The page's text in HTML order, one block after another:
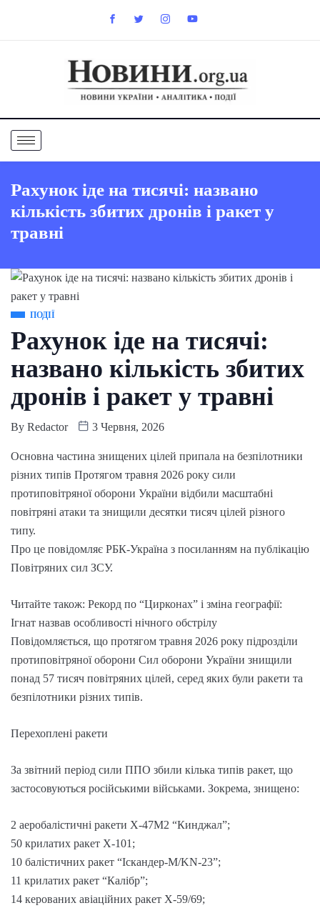
Рахунок іде на тисячі: названо
кількість збитих дронів і ракет у
травні
ПОДІЇ
Рахунок іде на тисячі:
названо кількість збитих
дронів і ракет у травні
By Redactor 3 Червня, 2026
Основна частина знищених цілей припала на безпілотники
різних типів Протягом травня 2026 року сили
протиповітряної оборони України відбили масштабні
повітряні атаки та знищили десятки тисяч цілей різного
типу.
Про це повідомляє РБК-Україна з посиланням на публікацію
Повітряних сил ЗСУ.
Читайте також: Рекорд по “Цирконах” і зміна географії:
Ігнат назвав особливості нічного обстрілу
Повідомляється, що протягом травня 2026 року підрозділи
протиповітряної оборони Сил оборони України знищили
понад 57 тисяч повітряних цілей, серед яких були ракети та
безпілотники різних типів.
Перехоплені ракети
За звітний період сили ППО збили кілька типів ракет, що
застосовуються російськими військами. Зокрема, знищено:
2 аеробалістичні ракети Х-47М2 “Кинджал”;
50 крилатих ракет Х-101;
10 балістичних ракет “Іскандер-М/KN-23”;
11 крилатих ракет “Калібр”;
14 керованих авіаційних ракет Х-59/69;